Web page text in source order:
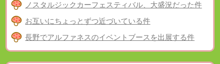
ノスタルジックカーフェスティバル、大盛況だった件
お互いにちょっとずつ近づいている件
長野でアルファネスのイベントブースを出展する件